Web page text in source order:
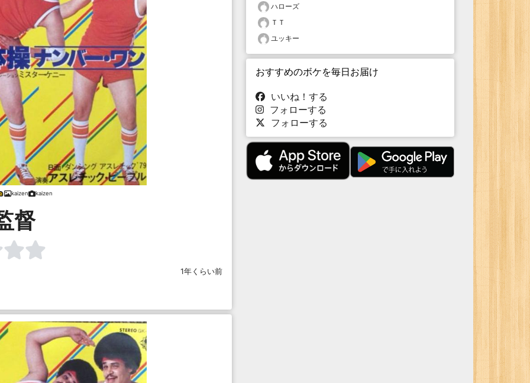
kaizen kaizen
督
1年くらい前
ハローズ
ＴＴ
ユッキー
おすすめのボケを毎日お届け
いいね！する
フォローする
フォローする